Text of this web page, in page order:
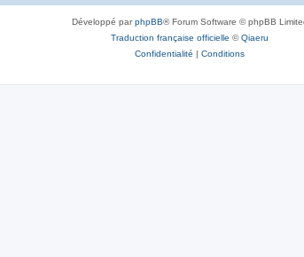
Développé parphpBB® Forum Software © phpBB
Traduction française officielle ©Qiaeru
Confidentialité | Conditions